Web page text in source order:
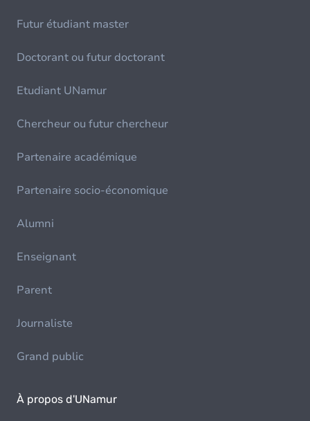
Futur étudiant master
Doctorant ou futur doctorant
Etudiant UNamur
Chercheur ou futur chercheur
Partenaire académique
Partenaire socio-économique
Alumni
Enseignant
Parent
Journaliste
Grand public
À propos d'UNamur